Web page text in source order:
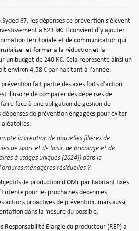
87, les dépenses de prévention s’élèvent
à 523 k€. Il convient d’y ajouter
territoriale et de communication qui
et former à la réduction et la
un budget de 240 K€. Cela représente ainsi un
environ 4,58 € par habitant à l’année.
fait partie des axes forts d’action
illusoire de comparer des dépenses de
face à une obligation de gestion de
de prévention engagées pour éviter
aléatoires.
la création de nouvelles filières de
de sport et de loisir, de bricolage et de
à usages uniques (2024)) dans la
ménagères résiduelles ?
de production d’OMr par habitant fixés
pour les prochaines décennies
actions proactives de prévention, mais aussi
dans la mesure du possible.
Responsabilité Elargie du producteur (REP) a